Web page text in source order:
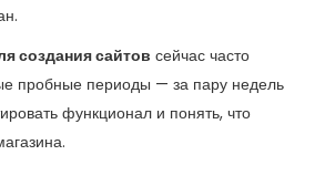
создания сайтов сейчас часто
пробные периоды — за пару недель
функционал и понять, что